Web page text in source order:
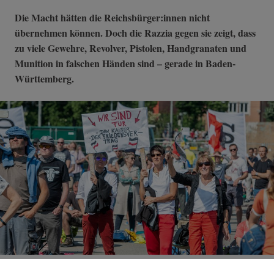
Die Macht hätten die Reichsbürger:innen nicht
übernehmen können. Doch die Razzia gegen sie zeigt, dass
zu viele Gewehre, Revolver, Pistolen, Handgranaten und
Munition in falschen Händen sind – gerade in Baden-
Württemberg.